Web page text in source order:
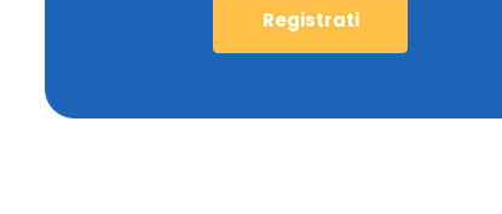
Registrati